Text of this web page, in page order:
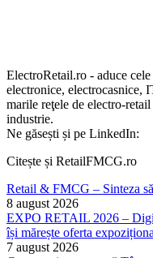
ElectroRetail.ro - aduce
electronice, electrocasnice,
marile reţele de electro-
industrie.
Ne găsești și pe LinkedIn:
Citește și RetailFMCG.ro
Retail & FMCG – Sinteza
8 august 2026
EXPO RETAIL 2026 –
își mărește oferta
7 august 2026